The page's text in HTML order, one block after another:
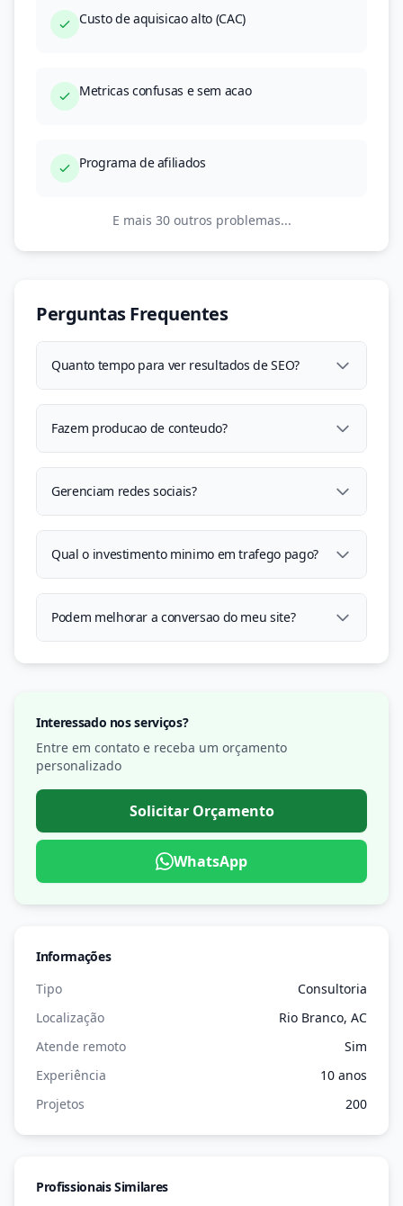
Custo de aquisicao alto (CAC)
Metricas confusas e sem acao
Programa de afiliados
E mais 30 outros problemas...
Perguntas Frequentes
Quanto tempo para ver resultados de SEO?
Fazem producao de conteudo?
Gerenciam redes sociais?
Qual o investimento minimo em trafego pago?
Podem melhorar a conversao do meu site?
Interessado nos serviços?
Entre em contato e receba um orçamento
personalizado
Solicitar Orçamento
WhatsApp
Informações
Tipo
Consultoria
Localização
Rio Branco, AC
Atende remoto
Sim
Experiência
10 anos
Projetos
200
Profissionais Similares